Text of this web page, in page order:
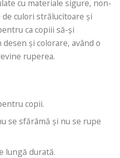
cu materiale sigure, non-
culori strălucitoare și
ca copiii să-și
și colorare, având o
ruperea.
copii.
se sfărâmă și nu se rupe
lungă durată.